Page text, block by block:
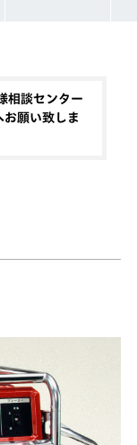
相談センター
願い致しま